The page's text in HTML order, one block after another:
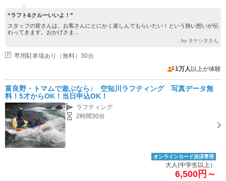
“ラフト&クルーいいよ！”
スタッフの皆さんは、お客さんにとにかく楽しんでもらいたい！という熱い想いが伝
わってきます。おかげさま...
by タケシタさん
専用駐車場あり（無料）30台
1万人 以上が体験
富良野・トマムで遊ぶなら♪ 空知川ラフティング 写真データ無
料！5才からOK！当日申込OK！
ラフティング
2時間30分
オンラインカード決済専用
大人(中学生以上）
6,500円～